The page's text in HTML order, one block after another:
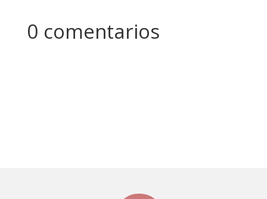
0 comentarios